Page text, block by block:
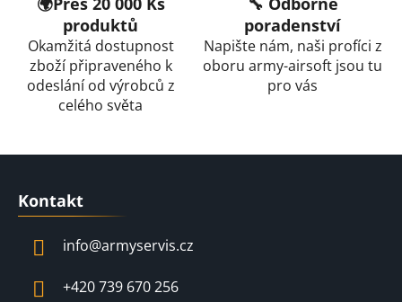
y
v
ý
u
produktů
Okamžitá dostupnost
zboží připraveného k
odeslání od výrobců z
celého světa
poradenství
Napište nám, naši profíci z
oboru army-airsoft jsou tu
pro vás
Z
Kontakt
info@armyservis.cz
+420 739 670 256